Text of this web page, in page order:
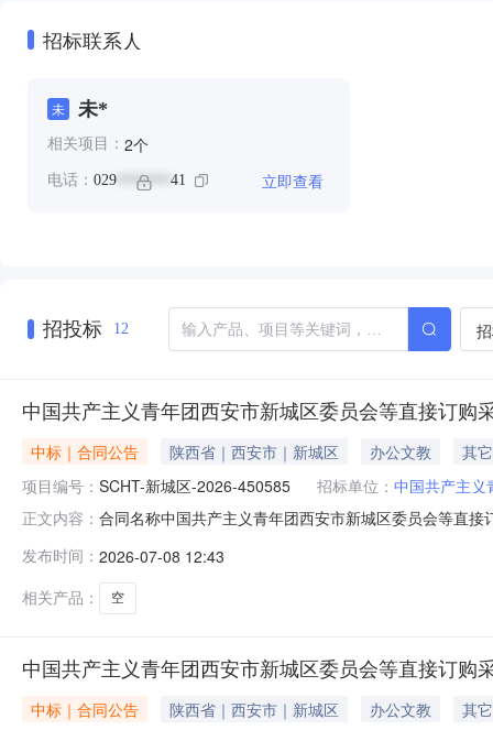
招标联系人
未 未*
相关项目： 2个
电话： 029 ******* 41 立即查看
招投标 12
中国共产主义青年团西安市新城区委员会等直接订购
中标｜合同公告 陕西省｜西安市｜新城区 办公文教
其它
项目编号： SCHT-新城区-2026-450585 招标单位： 中国共产主义
正文内容： 合同名称中国共产主义青年团西安市新城区委员会等直
华人民共和国政府采购法实施条例》的要求由采购人发
LD24
发布时间： 2026-07-08 12:43
相关产品：
空
中国共产主义青年团西安市新城区委员会等直接订购
中标｜合同公告 陕西省｜西安市｜新城区 办公文教
其它